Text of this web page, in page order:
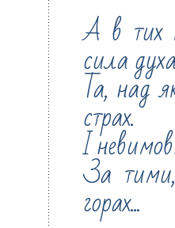
А в тих
сила
Та, над
страх.
І
За
горах...